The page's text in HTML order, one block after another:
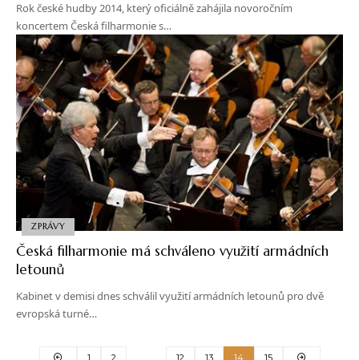
Rok české hudby 2014, který oficiálně zahájila novoročním
koncertem Česká filharmonie s…
ZPRÁVY
Česká filharmonie má schváleno využití armádních
letounů
Kabinet v demisi dnes schválil využití armádních letounů pro dvě
evropská turné…